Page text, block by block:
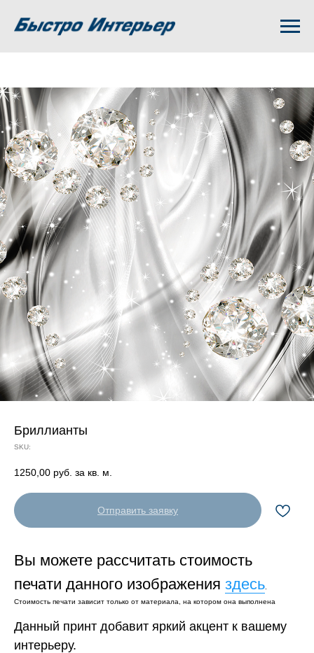
Бриллианты
SKU:
1250,00 руб. за кв. м.
Отправить заявку
Вы можете рассчитать стоимость
печати данного изображения здесь
Стоимость печати зависит только от материала, на котором она выполнена
Данный принт добавит яркий акцент к вашему
интерьеру.